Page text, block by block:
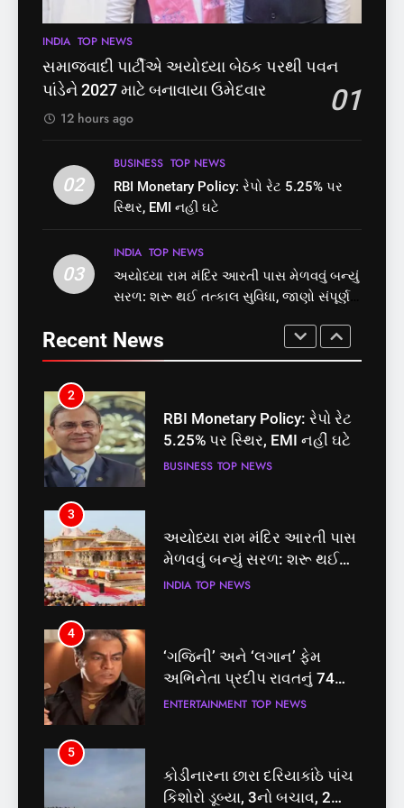
8
શું તમારું મધ કે ઘી ખરેખર શુદ્ધ
છે? FSSAIએ ડાબરના દાવાઓની
1
સમાજવાદી પાર્ટીએ અયોધ્યા
બેઠક પરથી પવન પાંડેને 2027
2
RBI Monetary Policy: રેપો રેટ
5.25% પર સ્થિર, EMI નહીં ઘટે
3
અયોધ્યા રામ મંદિર આરતી પાસ
મેળવવું બન્યું સરળ: શરૂ થઈ
તત્કાલ સુવિધા, જાણો સંપૂર્ણ
INDIA TOP NEWS
4
‘ગજિની’ અને ‘લગાન’ ફેમ
અભિનેતા પ્રદીપ રાવતનું 74
વર્ષની વયે નિધન, બ્લડ કેન્સર
ENTERTAINMENT
5
કોડીનારના છારા દરિયાકાંઠે પાંચ
કિશોરો ડૂબ્યા, 3નો બચાવ, 2
લાપતા
GUJARAT TOP NEWS
6
પાસપોર્ટ વેરિફિકેશન માટે હવે
પોલીસ સ્ટેશનના ધક્કામાંથી
INDIA TOP NEWS
સમાજવાદી પાર્ટીએ અયોધ્યા બેઠક પરથી પવન
પાંડેને 2027 માટે બનાવાયા ઉમેદવાર
01
12 hours ago
02
BUSINESS TOP NEWS
RBI Monetary Policy: રેપો રેટ 5.25% પર
સ્થિર, EMI નહીં ઘટે
03
INDIA TOP NEWS
અયોધ્યા રામ મંદિર આરતી પાસ મેળવવું બન્યું
સરળ: શરૂ થઈ તત્કાલ સુવિધા, જાણો સંપૂર્ણ
Recent News
પ્રક્રિયા બની સરળ
7
રાજ્યસભામાં ‘જન્મ અને મૃત્યુ
નોંધણી બિલ2026’ ધ્વનિમતથી
શું તમારું મધ કે ઘી ખરેખર શુદ્ધ
છે? FSSAIએ ડાબરના દાવાઓની
1
સમાજવાદી પાર્ટીએ અયોધ્યા
બેઠક પરથી પવન પાંડેને 2027
માટે બનાવાયા ઉમેદવાર
2
RBI Monetary Policy: રેપો રેટ
5.25% પર સ્થિર, EMI નહીં ઘટે
BUSINESS TOP NEWS
3
અયોધ્યા રામ મંદિર આરતી પાસ
મેળવવું બન્યું સરળ: શરૂ થઈ
તત્કાલ સુવિધા, જાણો સંપૂર્ણ
INDIA TOP NEWS
4
‘ગજિની’ અને ‘લગાન’ ફેમ
અભિનેતા પ્રદીપ રાવતનું 74
વર્ષની વયે નિધન, બ્લડ કેન્સર
ENTERTAINMENT TOP NEWS
5
કોડીનારના છારા દરિયાકાંઠે પાંચ
કિશોરો ડૂબ્યા, 3નો બચાવ, 2